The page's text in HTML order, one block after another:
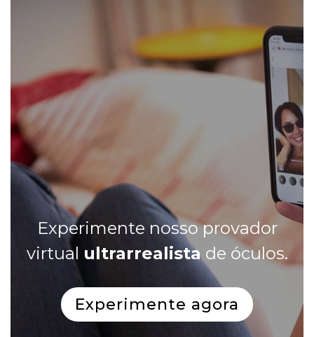
Experimente nosso provador
virtual ultrarrealista de óculos.
Experimente agora